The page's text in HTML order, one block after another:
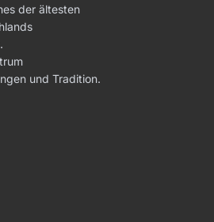
der ältesten
und Tradition.